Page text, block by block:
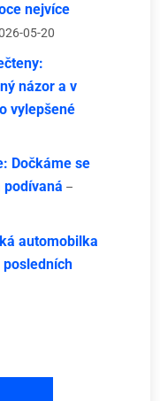
nejvíce
05-20
názor a v
vylepšené
Dočkáme se
podívaná –
automobilka